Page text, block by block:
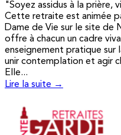
"Soyez assidus à la prière,
Cette retraite est animée
Dame de Vie sur le site de
offre à chacun un cadre
enseignement pratique
unir contemplation et agir
Elle...
Lire la suite →